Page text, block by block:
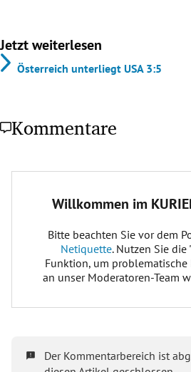
Jetzt weiterlesen
Österreich unterliegt USA 3:5
Kommentare